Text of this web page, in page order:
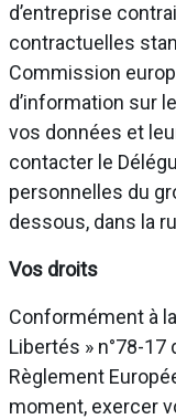
d’entreprise
contractuelles
Commission
d’information sur
vos données et
contacter le
personnelles du
dessous, dans la
Vos droits
Conformément à
Libertés » n°78-
Règlement
moment, exercer